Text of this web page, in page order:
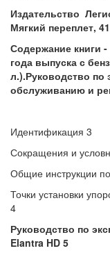
Издательство
Мягкий переплет,
Содержание книги
года выпуска с
л.).Руководство по
обслуживанию и
Идентификация 3
Сокращения и
Общие инструкции
Точки установки
4
Руководство по
Elantra HD 5